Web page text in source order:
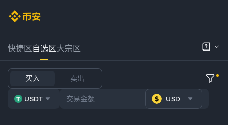
快捷区自选区大宗区
买入 卖出
USDT USD